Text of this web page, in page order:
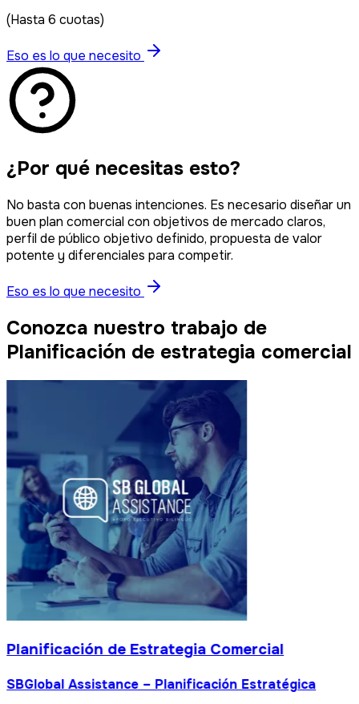
(Hasta 6 cuotas)
Eso es lo que necesito
¿Por qué necesitas esto?
No basta con buenas intenciones. Es necesario diseñar un
buen plan comercial con objetivos de mercado claros,
perfil de público objetivo definido, propuesta de valor
potente y diferenciales para competir.
Eso es lo que necesito
Conozca nuestro trabajo de
Planificación de estrategia comercial
Planificación de Estrategia Comercial
SBGlobal Assistance – Planificación Estratégica